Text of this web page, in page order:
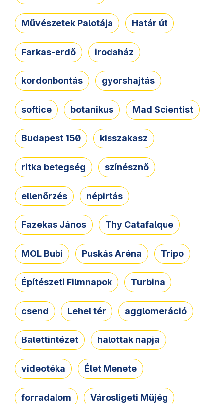
Művészetek Palotája Határ út
Farkas-erdő irodaház
kordonbontás gyorshajtás
softice botanikus Mad Scientist
Budapest 150 kisszakasz
ritka betegség színésznő
ellenőrzés népirtás
Fazekas János Thy Catafalque
MOL Bubi Puskás Aréna Tripo
Építészeti Filmnapok Turbina
csend Lehel tér agglomeráció
Balettintézet halottak napja
videotéka Élet Menete
forradalom Városligeti Műjég